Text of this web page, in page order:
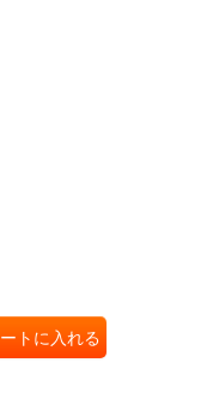
トに入れる